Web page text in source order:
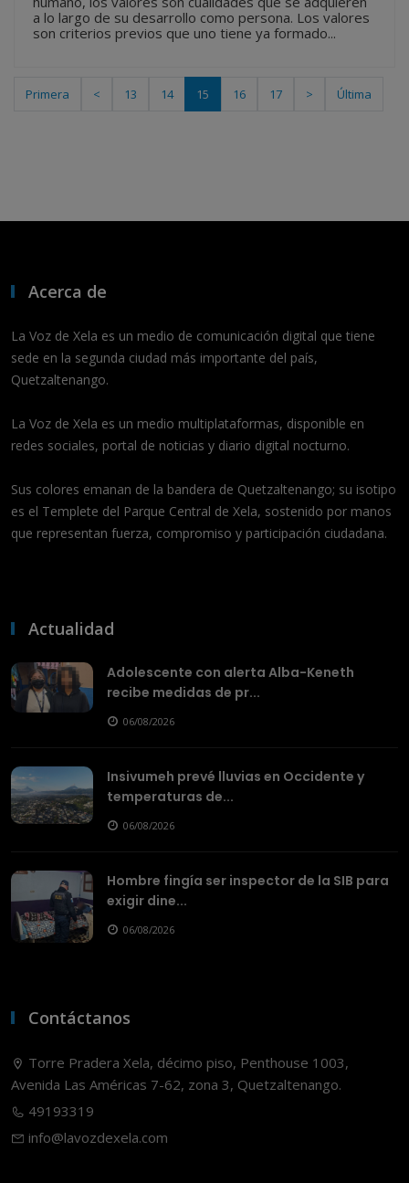
a lo largo de su desarrollo como persona. Los valores
son criterios previos que uno tiene ya formado...
Primera < 13 14 15 16 17 > Última
Acerca de
La Voz de Xela es un medio de comunicación digital que tiene
sede en la segunda ciudad más importante del país,
Quetzaltenango.
La Voz de Xela es un medio multiplataformas, disponible en
redes sociales, portal de noticias y diario digital nocturno.
Sus colores emanan de la bandera de Quetzaltenango; su isotipo
es el Templete del Parque Central de Xela, sostenido por manos
que representan fuerza, compromiso y participación ciudadana.
Actualidad
Adolescente con alerta Alba-Keneth
recibe medidas de pr...
06/08/2026
Insivumeh prevé lluvias en Occidente y
temperaturas de...
06/08/2026
Hombre fingía ser inspector de la SIB para
exigir dine...
06/08/2026
Contáctanos
Torre Pradera Xela, décimo piso, Penthouse 1003,
Avenida Las Américas 7-62, zona 3, Quetzaltenango.
49193319
info@lavozdexela.com